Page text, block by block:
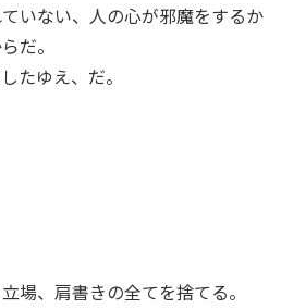
いない、人の心が邪魔をするか
だ。
たゆえ、だ。
場、肩書きの全てを捨てる。